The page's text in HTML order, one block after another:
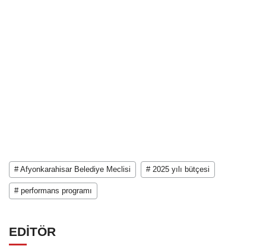
# Afyonkarahisar Belediye Meclisi # 2025 yılı bütçesi
# performans programı
EDİTÖR